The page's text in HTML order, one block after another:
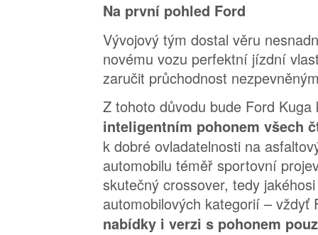
Na první pohled Ford
Vývojový tým dostal věru
novému vozu perfektní jízdní
zaručit průchodnost
Z tohoto důvodu bude Ford
inteligentním pohonem všech
k dobré ovladatelnosti na
automobilu téměř sportovní
skutečný crossover, tedy
automobilových kategorií – vždyť
nabídky i verzi s pohonem